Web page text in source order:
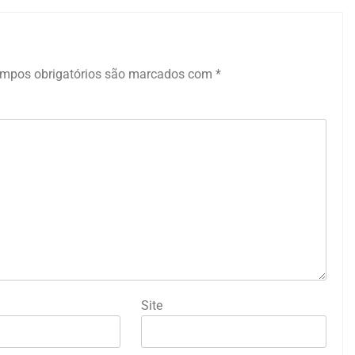
obrigatórios são marcados com *
Site